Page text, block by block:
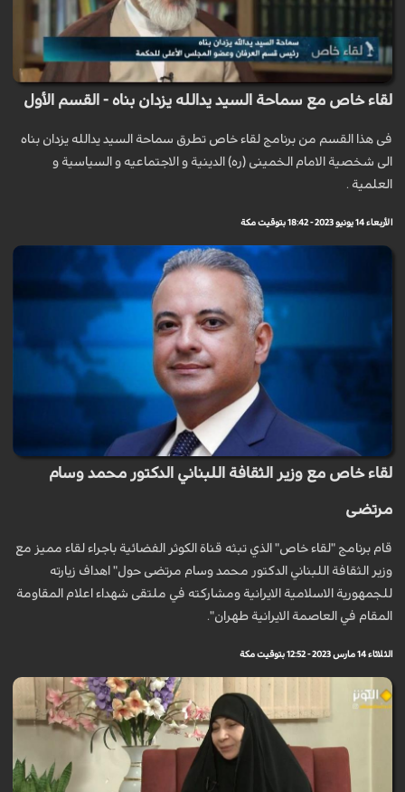
لقاء خاص مع سماحة السيد يدالله يزدان بناه - القسم الأول
فی هذا القسم من برنامج لقاء خاص تطرق سماحة السيد يدالله يزدان بناه
الی شخصیة الامام الخمینی (ره) الدینیة و الاجتماعیه و السیاسیة و
العلمیة .
الأربعاء 14 يونيو 2023 - 18:42 بتوقيت مكة
لقاء خاص مع وزير الثقافة اللبناني الدكتور محمد وسام
مرتضى
قام برنامج "لقاء خاص" الذي تبثه قناة الكوثر الفضائية باجراء لقاء مميز مع
وزير الثقافة اللبناني الدكتور محمد وسام مرتضى حول" اهداف زيارته
للجمهورية الاسلامية الايرانية ومشاركته في ملتقى شهداء اعلام المقاومة
المقام في العاصمة الايرانية طهران".
الثلاثاء 14 مارس 2023 - 12:52 بتوقيت مكة